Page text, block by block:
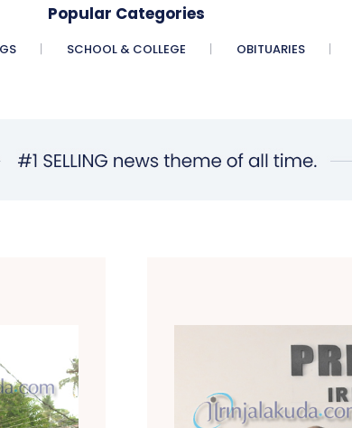
Popular Categories
SCHOOL & COLLEGE OBITUARIES